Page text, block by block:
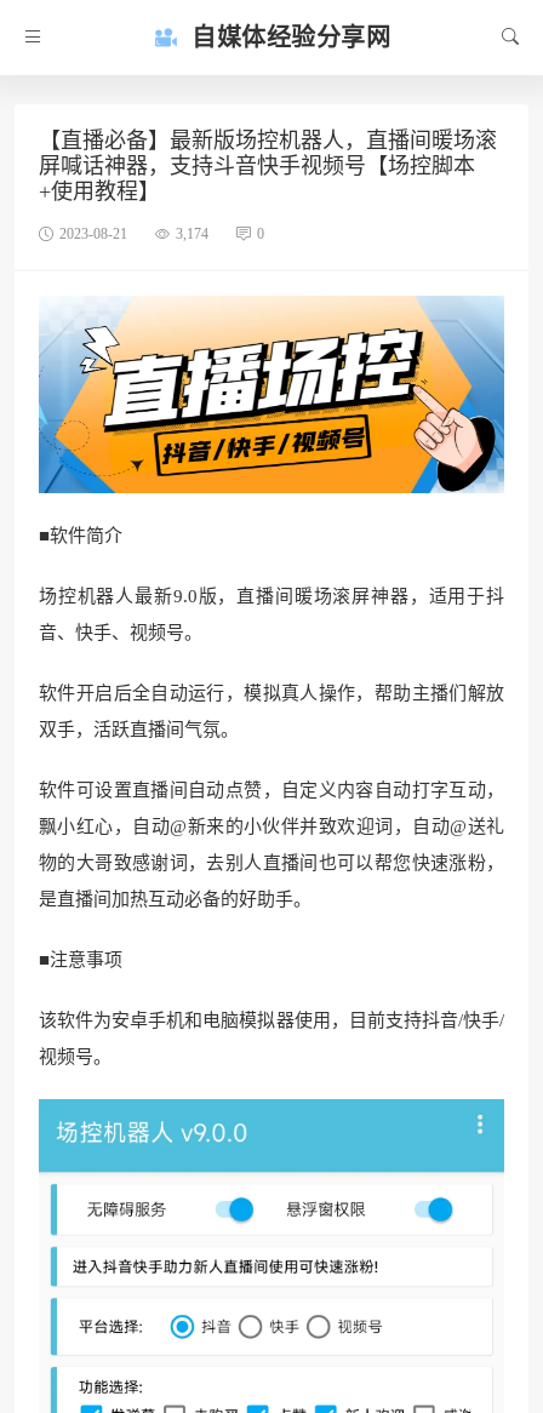
自媒体经验分享网
【直播必备】最新版场控机器人，直播间暖场滚
屏喊话神器，支持斗音快手视频号【场控脚本
+使用教程】
2023-08-21 3,174 0
■软件简介
场控机器人最新9.0版，直播间暖场滚屏神器，适用于抖
音、快手、视频号。
软件开启后全自动运行，模拟真人操作，帮助主播们解放
双手，活跃直播间气氛。
软件可设置直播间自动点赞，自定义内容自动打字互动，
飘小红心，自动@新来的小伙伴并致欢迎词，自动@送礼
物的大哥致感谢词，去别人直播间也可以帮您快速涨粉，
是直播间加热互动必备的好助手。
■注意事项
该软件为安卓手机和电脑模拟器使用，目前支持抖音/快手/
视频号。